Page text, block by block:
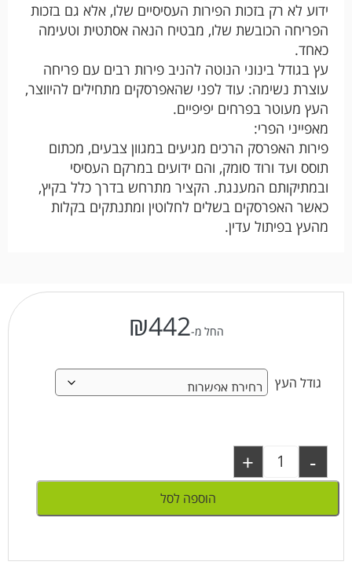
ידוע לא רק בזכות הפירות העסיסיים שלו, אלא גם בזכות
הפריחה הכובשת שלו, מבטיח הנאה אסתטית וטעימה
כאחד.
עץ בגודל בינוני הנוטה להניב פירות רבים עם פריחה
עוצרת נשימה: עוד לפני שהאפרסקים מתחילים להיווצר,
העץ מעוטר בפרחים יפיפיים.
מאפייני הפרי:
פירות האפרסק הרכים מגיעים במגוון צבעים, מכתום
תוסס ועד ורוד סומק, והם ידועים במרקם העסיסי
ובמתיקותם המענגת. הקציר מתרחש בדרך כלל בקיץ,
כאשר האפרסקים בשלים לחלוטין ומתנתקים בקלות
מהעץ בפיתול עדין.
החל מ- ₪442
גודל העץ
-
+
הוספה לסל